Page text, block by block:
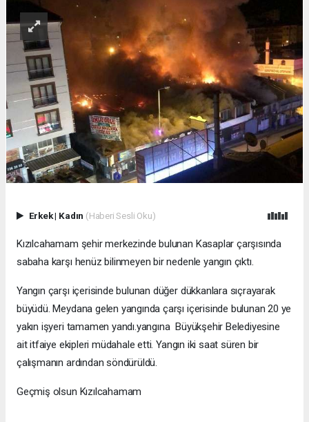
Erkek| Kadın (Haberi Sesli Oku)
Kızılcahamam şehir merkezinde bulunan Kasaplar çarşısında
sabaha karşı henüz bilinmeyen bir nedenle yangın çıktı.
Yangın çarşı içerisinde bulunan düğer dükkanlara sıçrayarak
büyüdü. Meydana gelen yangında çarşı içerisinde bulunan 20 ye
yakın işyeri tamamen yandı.yangına Büyükşehir Belediyesine
ait itfaiye ekipleri müdahale etti. Yangın iki saat süren bir
çalışmanın ardından söndürüldü.
Geçmiş olsun Kızılcahamam